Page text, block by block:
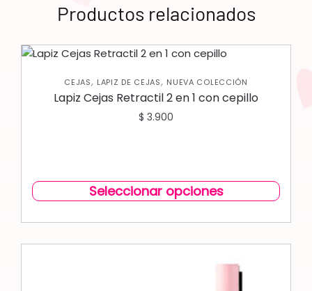
Productos relacionados
CEJAS, LAPIZ DE CEJAS, NUEVA COLECCIÓN
Lapiz Cejas Retractil 2 en 1 con cepillo
$ 3.900
Seleccionar opciones